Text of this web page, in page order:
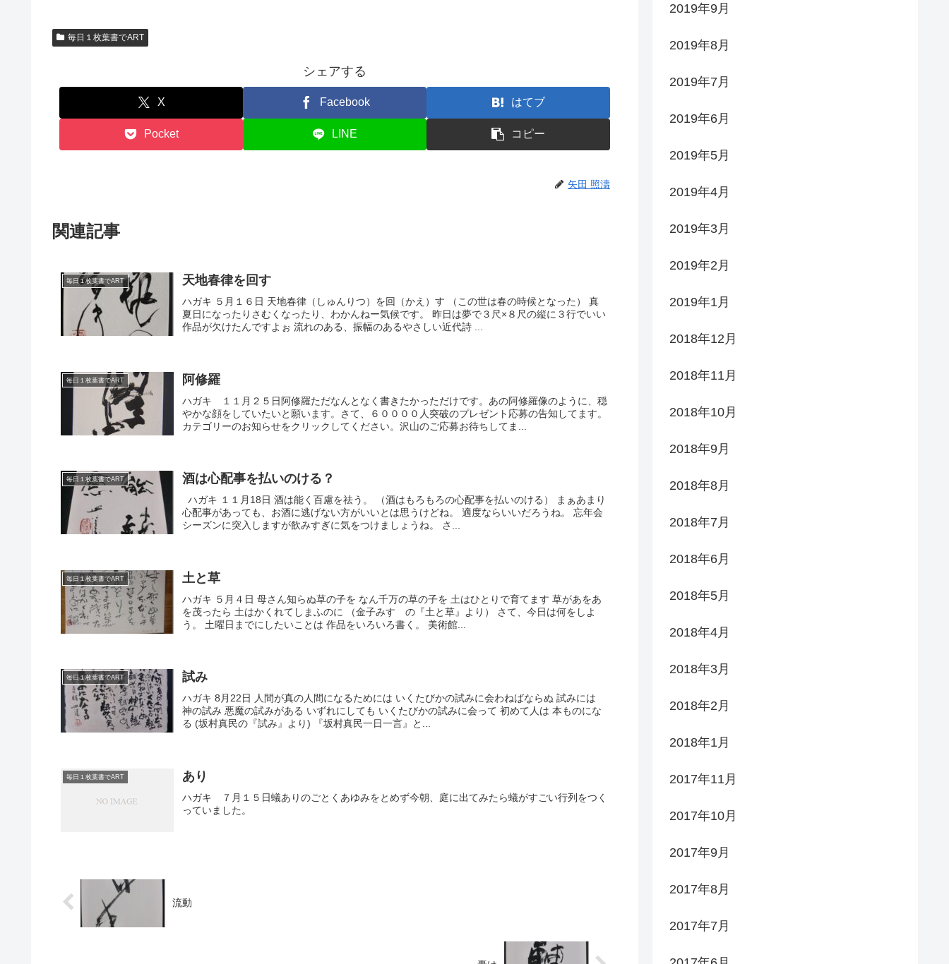
毎日１枚葉書でART
シェアする
X Facebook はてブ
Pocket LINE コピー
矢田 照濤
関連記事
毎日１枚葉書でART 天地春律を回す
ハガキ ５月１６日 天地春律（しゅんりつ）を回（かえ）す （この世は春の時候となった） 真
夏日になったりさむくなったり、わかんねー気候です。 昨日は夢で３尺×８尺の縦に３行でいい
作品が欠けたんですよぉ 流れのある、振幅のあるやさしい近代詩 ...
毎日１枚葉書でART 阿修羅
ハガキ １１月２５日阿修羅ただなんとなく書きたかっただけです。あの阿修羅像のように、穏
やかな顔をしていたいと願います。さて、６００００人突破のプレゼント応募の告知してます。
カテゴリーのお知らせをクリックしてください。沢山のご応募お待ちしてま...
毎日１枚葉書でART 酒は心配事を払いのける？
ハガキ １１月18日 酒は能く百慮を祛う。 （酒はもろもろの心配事を払いのける） まぁあまり
心配事があっても、お酒に逃げない方がいいとは思うけどね。 適度ならいいだろうね。 忘年会
シーズンに突入しますが飲みすぎに気をつけましょうね。 さ...
毎日１枚葉書でART 土と草
ハガキ ５月４日 母さん知らぬ草の子を なん千万の草の子を 土はひとりで育てます 草があをあ
を茂ったら 土はかくれてしまふのに （金子みすゞの『土と草』より） さて、今日は何をしよ
う。 土曜日までにしたいことは 作品をいろいろ書く。 美術館...
毎日１枚葉書でART 試み
ハガキ 8月22日 人間が真の人間になるためには いくたびかの試みに会わねばならぬ 試みには
神の試み 悪魔の試みがある いずれにしても いくたびかの試みに会って 初めて人は 本ものにな
る (坂村真民の『試み』より) 『坂村真民一日一言』と...
毎日１枚葉書でART あり
ハガキ ７月１５日蟻ありのごとくあゆみをとめず今朝、庭に出てみたら蟻がすごい行列をつく
っていました。
流動
2019年9月
2019年8月
2019年7月
2019年6月
2019年5月
2019年4月
2019年3月
2019年2月
2019年1月
2018年12月
2018年11月
2018年10月
2018年9月
2018年8月
2018年7月
2018年6月
2018年5月
2018年4月
2018年3月
2018年2月
2018年1月
2017年11月
2017年10月
2017年9月
2017年8月
2017年7月